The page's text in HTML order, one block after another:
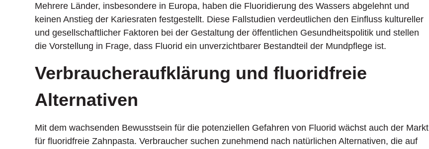
Mehrere Länder, insbesondere in Europa, haben die Fluoridierung des Wassers abgelehnt und
keinen Anstieg der Kariesraten festgestellt. Diese Fallstudien verdeutlichen den Einfluss kultureller
und gesellschaftlicher Faktoren bei der Gestaltung der öffentlichen Gesundheitspolitik und stellen
die Vorstellung in Frage, dass Fluorid ein unverzichtbarer Bestandteil der Mundpflege ist.
Verbraucheraufklärung und fluoridfreie
Alternativen
Mit dem wachsenden Bewusstsein für die potenziellen Gefahren von Fluorid wächst auch der Markt
für fluoridfreie Zahnpasta. Verbraucher suchen zunehmend nach natürlichen Alternativen, die auf